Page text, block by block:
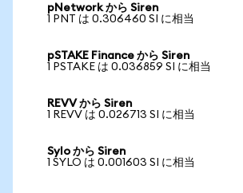
pNetwork から Siren
1 PNT は 0.306460 SI に相当
pSTAKE Finance から Siren
1 PSTAKE は 0.036859 SI に相当
REVV から Siren
1 REVV は 0.026713 SI に相当
Sylo から Siren
1 SYLO は 0.001603 SI に相当